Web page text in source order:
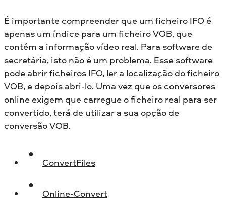
É importante compreender que um ficheiro IFO é
apenas um índice para um ficheiro VOB, que
contém a informação vídeo real. Para software de
secretária, isto não é um problema. Esse software
pode abrir ficheiros IFO, ler a localização do ficheiro
VOB, e depois abri-lo. Uma vez que os conversores
online exigem que carregue o ficheiro real para ser
convertido, terá de utilizar a sua opção de
conversão VOB.
ConvertFiles
Online-Convert